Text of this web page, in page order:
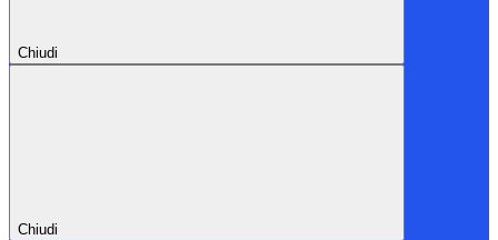
Chiudi
Chiudi